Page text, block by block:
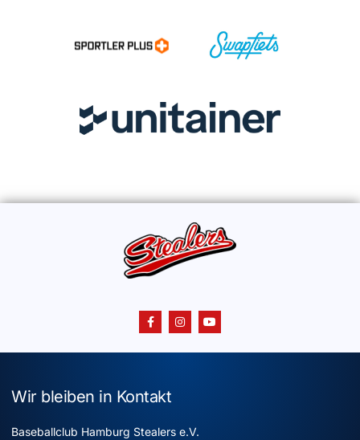
Wir bleiben in Kontakt
Baseballclub Hamburg Stealers e.V.